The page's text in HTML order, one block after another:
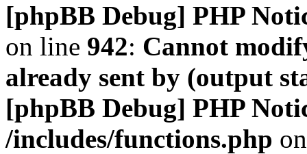
[phpBB Debug] PHP
on line 942: Cannot
already sent by (output
[phpBB Debug] PHP
/includes/functions.php